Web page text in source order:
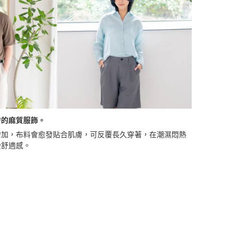
麻質服飾。
，布料會愈發貼合肌膚，可反覆長久穿著，在潮濕悶熱
適感。